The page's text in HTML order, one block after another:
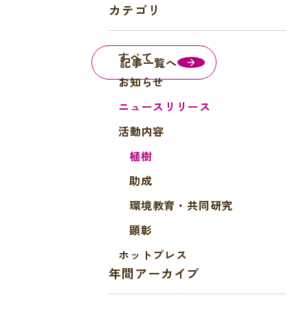
記事一覧へ
カテゴリ
すべて
お知らせ
ニュースリリース
活動内容
植樹
助成
環境教育・共同研究
顕彰
ホットプレス
年間アーカイブ